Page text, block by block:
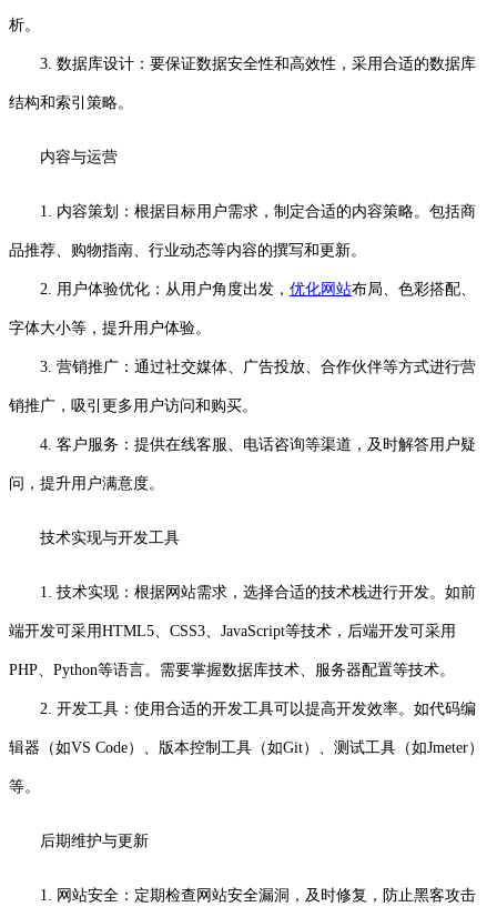
析。
3. 数据库设计：要保证数据安全性和高效性，采用合适的数据库
结构和索引策略。
内容与运营
1. 内容策划：根据目标用户需求，制定合适的内容策略。包括商
品推荐、购物指南、行业动态等内容的撰写和更新。
2. 用户体验优化：从用户角度出发， 优化网站布局、色彩搭配、
字体大小等，提升用户体验。
3. 营销推广：通过社交媒体、广告投放、合作伙伴等方式进行营
销推广，吸引更多用户访问和购买。
4. 客户服务：提供在线客服、电话咨询等渠道，及时解答用户疑
问，提升用户满意度。
技术实现与开发工具
1. 技术实现：根据网站需求，选择合适的技术栈进行开发。如前
端开发可采用HTML5、CSS3、JavaScript等技术，后端开发可采用
PHP、Python等语言。需要掌握数据库技术、服务器配置等技术。
2. 开发工具：使用合适的开发工具可以提高开发效率。如代码编
辑器（如VS Code）、版本控制工具（如Git）、测试工具（如Jmeter）
等。
后期维护与更新
1. 网站安全：定期检查网站安全漏洞，及时修复，防止黑客攻击